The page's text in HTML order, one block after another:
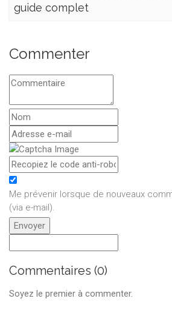
guide complet
Commenter
Me prévenir lorsque de nouveaux
(via e-mail)
Commentaires (0)
Soyez le premier à commenter.